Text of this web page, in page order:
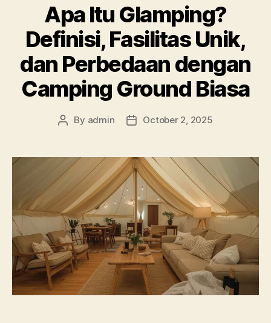
Apa Itu Glamping?
Definisi, Fasilitas Unik,
dan Perbedaan dengan
Camping Ground Biasa
Post
By admin
PostOctober 2, 2025